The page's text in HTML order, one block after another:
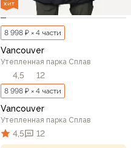
ХИТ
8 998 ₽ × 4 части
Vancouver
Утепленная парка Сплав
4,5 12
8 998 ₽ × 4 части
Vancouver
Утепленная парка Сплав
4,5 12